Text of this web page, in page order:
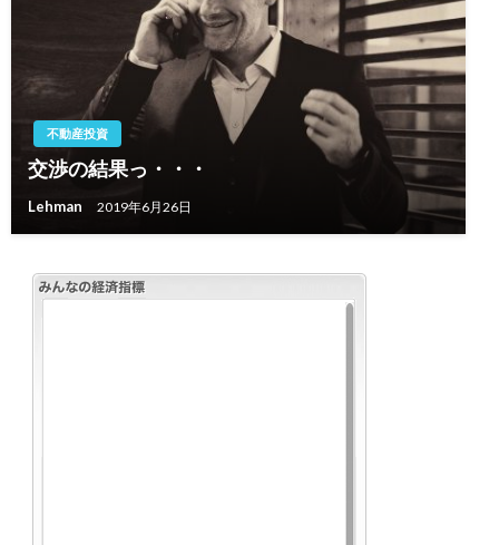
不動産投資
交渉の結果っ・・・
Lehman 2019年6月26日